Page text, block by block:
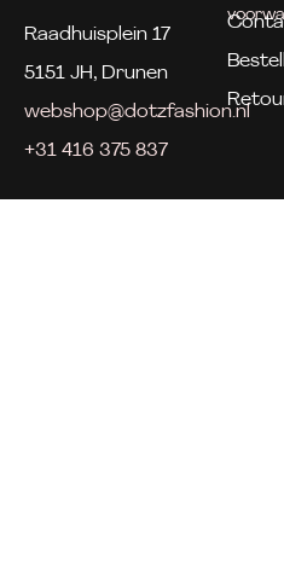
Raadhuisplein 17
5151 JH, Drunen
webshop@dotzfashion.nl
+31 416 375 837